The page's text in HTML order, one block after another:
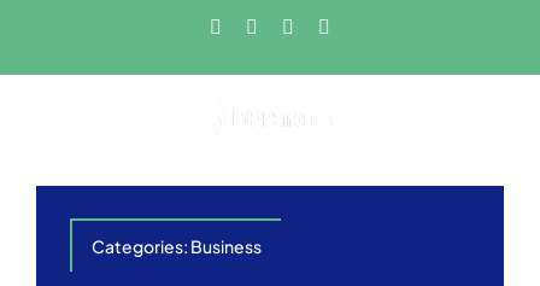
contenuto
Facebook Instagram
Categories: Business